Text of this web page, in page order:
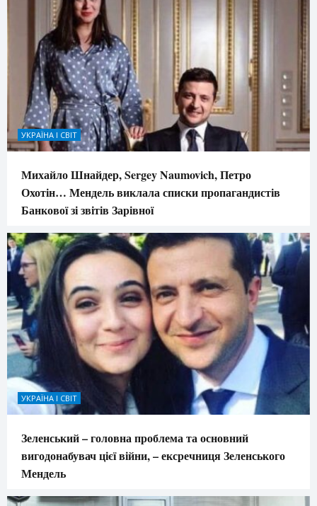
УКРАЇНА І СВІТ
Михайло Шнайдер, Sergey Naumovich, Петро
Охотін… Мендель виклала списки пропагандистів
Банкової зі звітів Зарівної
УКРАЇНА І СВІТ
Зеленський – головна проблема та основний
вигодонабувач цієї війни, – ексречниця Зеленського
Мендель